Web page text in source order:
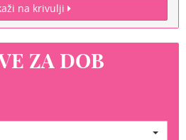
na krivulji
ZA DOB